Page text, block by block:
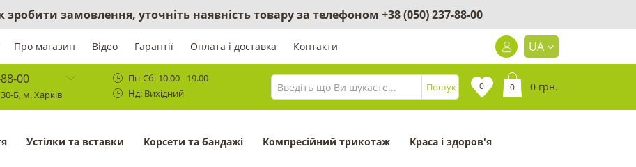
зробити замовлення, уточніть наявність товару за телефоном +38 (050) 237-88-00
Про магазин Відео Гарантії Оплата і доставка Контакти UA
00
Б, м. Харків
Пн-Сб: 10.00 - 19.00
Нд: Вихідний
Пошук 0 0 0 грн.
Устілки та вставки Корсети та бандажі Компресійний трикотаж Краса і здоров'я